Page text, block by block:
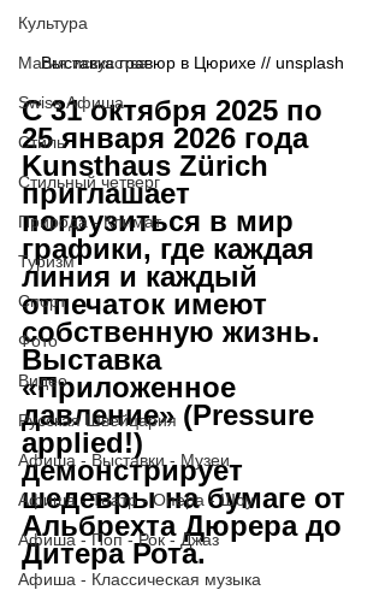
Культура
Магия искусства
Swiss Афиша
Стиль
Стильный четверг
Природа - Климат
Туризм
Спорт
Фото
Видео
Русская Швейцария
Афиша - Выставки - Музеи
Афиша - Театр - Опера - Шоу
Афиша - Поп - Рок - Джаз
Афиша - Классическая музыка
Выставка гравюр в Цюрихе // unsplash
С 31 октября 2025 по
25 января 2026 года
Kunsthaus Zürich
приглашает
погрузиться в мир
графики, где каждая
линия и каждый
отпечаток имеют
собственную жизнь.
Выставка
«Приложенное
давление» (Pressure
applied!)
демонстрирует
шедевры на бумаге от
Альбрехта Дюрера до
Дитера Рота.